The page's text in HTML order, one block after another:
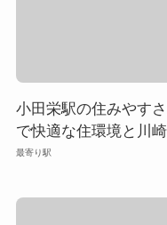
小田栄駅の住みやす
で快適な住環境と川
最寄り駅